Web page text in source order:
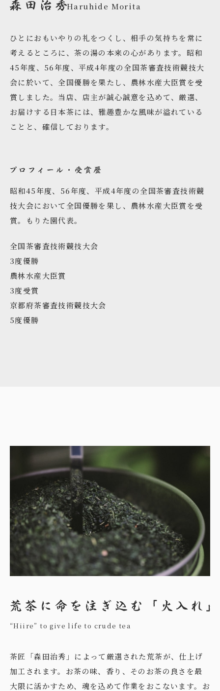
Haruhide Morita
ひとにおもいやりの礼をつくし、相手の気持ちを常に
考えるところに、茶の湯の本来の心があります。昭和
45年度、56年度、平成4年度の全国茶審査技術競技大
会に於いて、全国優勝を果たし、農林水産大臣賞を受
賞しました。当店、店主が誠心誠意を込めて、厳選、
お届けする日本茶には、雅趣豊かな風味が溢れている
ことと、確信しております。
昭和45年度、56年度、平成4年度の全国茶審査技術競
技大会において全国優勝を果し、農林水産大臣賞を受
賞。もりた園代表。
全国茶審査技術競技大会
3度優勝
農林水産大臣賞
3度受賞
京都府茶審査技術競技大会
5度優勝
“Hiire” to give life to crude tea
茶匠「森田治秀」によって厳選された荒茶が、仕上げ
加工されます。お茶の味、香り、そのお茶の良さを最
大限に活かすため、魂を込めて作業をおこないます。お